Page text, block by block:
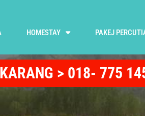
HOMESTAY PAKEJ
> 018- 775